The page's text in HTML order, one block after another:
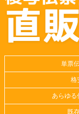
単票
格
あらゆる
既